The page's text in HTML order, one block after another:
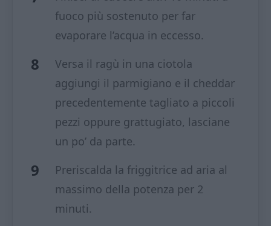
fuoco più sostenuto per far
evaporare l’acqua in eccesso.
Versa il ragù in una ciotola
aggiungi il parmigiano e il cheddar
precedentemente tagliato a piccoli
pezzi oppure grattugiato, lasciane
un po’ da parte.
Preriscalda la friggitrice ad aria al
massimo della potenza per 2
minuti.